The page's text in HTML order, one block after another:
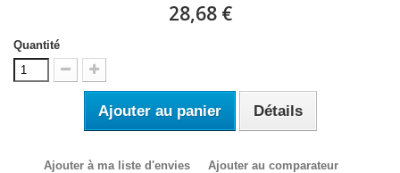
28,68 €
Quantité
Ajouter au panier Détails
Ajouter à ma liste d'envies Ajouter au comparateur